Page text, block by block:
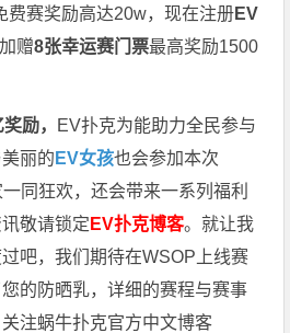
费赛奖励高达20w，现在注册EV
赠8张幸运赛门票最高奖励1500
励， EV扑克为能助力全民参与
丽的 EV女孩也会参加本次
同狂欢，还会带来一系列福利
敬请锁定 EV扑克博客。就让我
吧，我们期待在WSOP上线赛
的防晒乳，详细的赛程与赛事
注蜗牛扑克官方中文博客